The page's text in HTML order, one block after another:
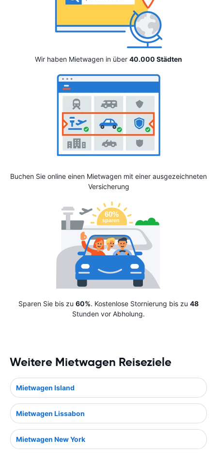
Wir haben Mietwagen in über 40.000 Städten
Buchen Sie online einen Mietwagen mit einer ausgezeichneten
Versicherung
Sparen Sie bis zu 60%. Kostenlose Stornierung bis zu 48
Stunden vor Abholung.
Weitere Mietwagen Reiseziele
Mietwagen Island
Mietwagen Lissabon
Mietwagen New York